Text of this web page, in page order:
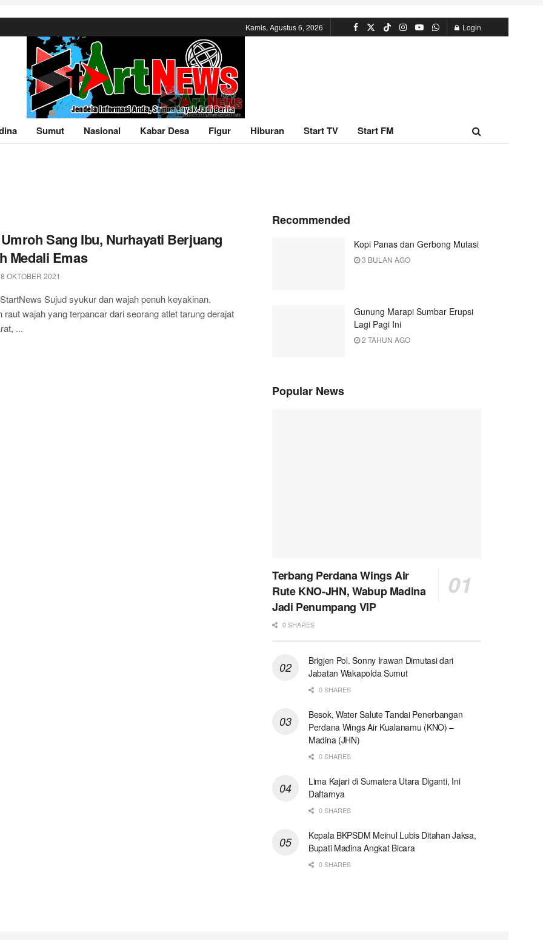
Kamis, Agustus 6, 2026 Login
Sumut Nasional Kabar Desa Figur Hiburan Start TV Start FM
Sang Ibu, Nurhayati Berjuang
Medali Emas
OKTOBER 2021
Sujud syukur dan wajah penuh keyakinan.
raut wajah yang terpancar dari seorang atlet tarung derajat
...
Recommended
Kopi Panas dan Gerbong Mutasi
3 BULAN AGO
Gunung Marapi Sumbar Erupsi
Lagi Pagi Ini
2 TAHUN AGO
Popular News
Terbang Perdana Wings Air
Rute KNO-JHN, Wabup Madina
Jadi Penumpang VIP
0 SHARES
Brigjen Pol. Sonny Irawan Dimutasi dari
Jabatan Wakapolda Sumut
0 SHARES
Besok, Water Salute Tandai Penerbangan
Perdana Wings Air Kualanamu (KNO) –
Madina (JHN)
0 SHARES
Lima Kajari di Sumatera Utara Diganti, Ini
Daftarnya
0 SHARES
Kepala BKPSDM Meinul Lubis Ditahan Jaksa,
Bupati Madina Angkat Bicara
0 SHARES